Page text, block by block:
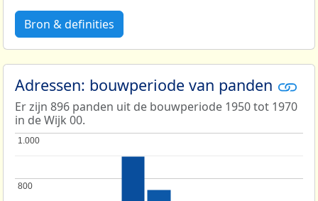
Bron & definities
Adressen: bouwperiode van panden
Er zijn 896 panden uit de bouwperiode 1950 tot 1970
in de Wijk 00.
800
800
1.000
1.000